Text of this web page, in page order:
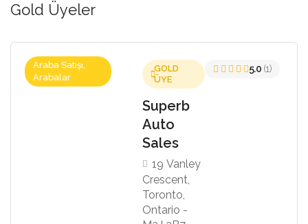
Gold Üyeler
Araba Satışı,
Arabalar
GOLD
ÜYE
Superb
Auto
Sales
19 Vanley
Crescent,
Toronto,
Ontario -
5.0 (1)